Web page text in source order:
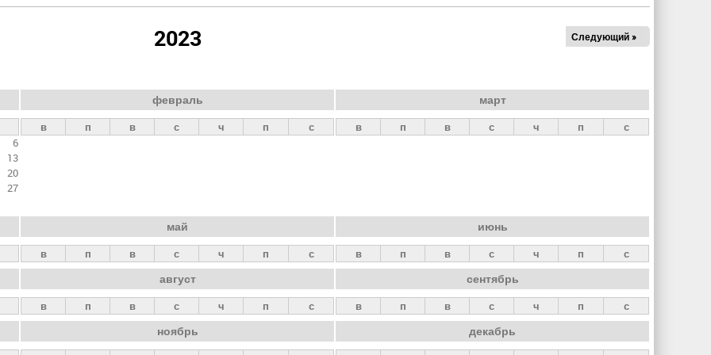
2023 Следующий »
6
13
20
27
февраль
в п в с ч п с
март
в п в с ч п с
май
в п в с ч п с
июнь
в п в с ч п с
август
в п в с ч п с
сентябрь
в п в с ч п с
ноябрь декабрь